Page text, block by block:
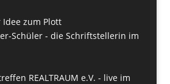
Idee zum Plott
Schüler - die Schriftstellerin im
REALTRAUM e.V. - live im